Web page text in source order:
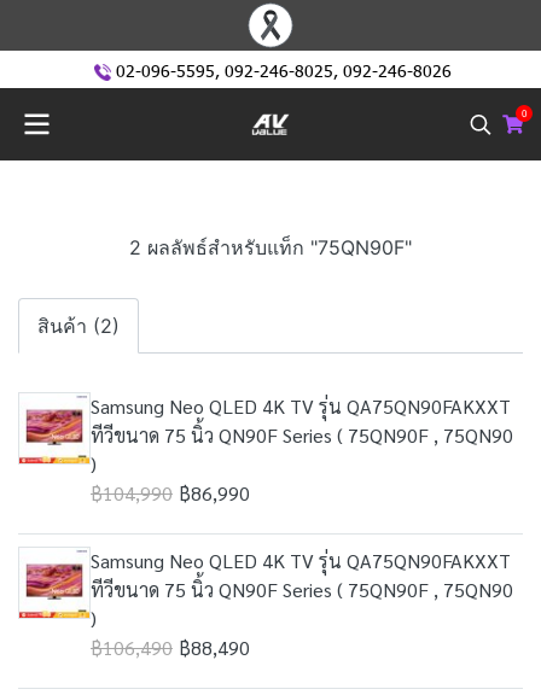
02-096-5595, 092-246-8025, 092-246-8026
0
2 ผลลัพธ์สำหรับแท็ก "75QN90F"
สินค้า (2)
Samsung Neo QLED 4K TV รุ่น QA75QN90FAKXXT
ทีวีขนาด 75 นิ้ว QN90F Series ( 75QN90F , 75QN90
)
฿104,990 ฿86,990
Samsung Neo QLED 4K TV รุ่น QA75QN90FAKXXT
ทีวีขนาด 75 นิ้ว QN90F Series ( 75QN90F , 75QN90
)
฿106,490 ฿88,490